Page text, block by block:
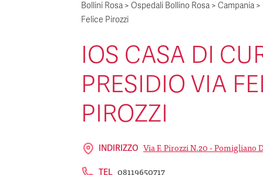
Bollini Rosa > Ospedali Bollino Rosa > Campania >
Felice Pirozzi
IOS CASA DI
PRESIDIO VIA
PIROZZI
INDIRIZZO Via F. Pirozzi N.20 - Pomigliano
TEL 08119650717